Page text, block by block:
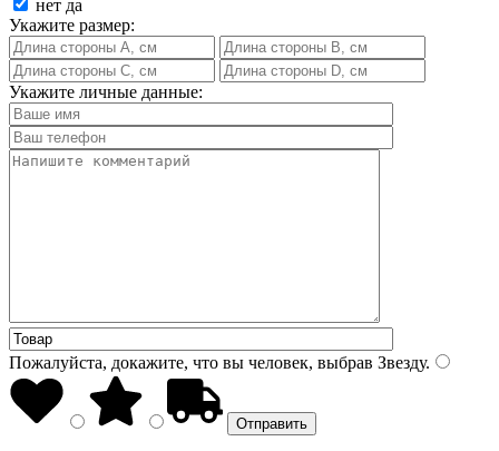
нет да
Укажите размер:
Укажите личные данные:
Пожалуйста, докажите, что вы человек, выбрав Звезду.